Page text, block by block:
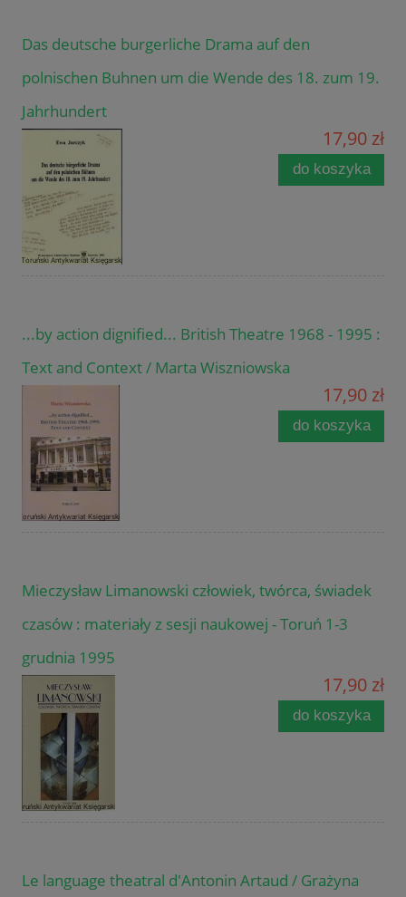
Das deutsche burgerliche Drama auf den
polnischen Buhnen um die Wende des 18. zum 19.
Jahrhundert
17,90 zł
do koszyka
...by action dignified... British Theatre 1968 - 1995 :
Text and Context / Marta Wiszniowska
17,90 zł
do koszyka
Mieczysław Limanowski człowiek, twórca, świadek
czasów : materiały z sesji naukowej - Toruń 1-3
grudnia 1995
17,90 zł
do koszyka
Le language theatral d'Antonin Artaud / Grażyna